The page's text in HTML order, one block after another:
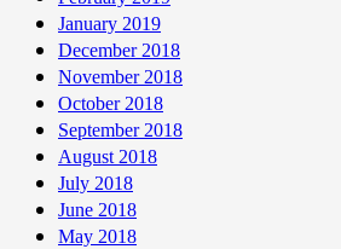
January 2019
December 2018
November 2018
October 2018
September 2018
August 2018
July 2018
June 2018
May 2018